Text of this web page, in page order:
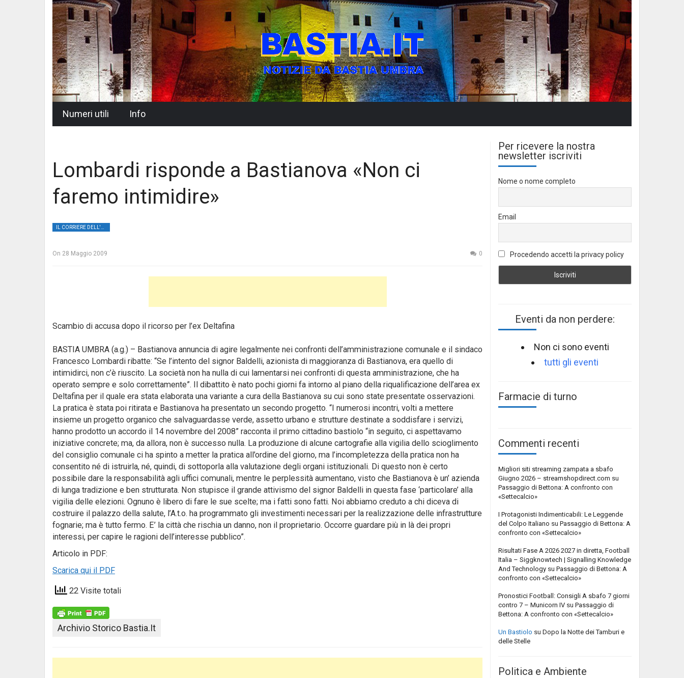
Numeri utili Info
Lombardi risponde a Bastianova «Non ci
faremo intimidire»
On 28 Maggio 2009 0
Scambio di accusa dopo il ricorso per l’ex Deltafina
BASTIA UMBRA (a.g.) – Bastianova annuncia di agire legalmente nei confronti dell’amministrazione comunale e il sindaco
Francesco Lombardi ribatte: “Se l’intento del signor Baldelli, azionista di maggioranza di Bastianova, era quello di
intimidirci, non c’è riuscito. La società non ha nulla di cui lamentarsi nei confronti di questa amministrazione, che ha
operato sempre e solo correttamente”. Il dibattito è nato pochi giorni fa intorno al piano della riqualificazione dell’area ex
Deltafina per il quale era stata elaborata una variante a cura della Bastianova su cui sono state presentate osservazioni.
La pratica è stata poi ritirata e Bastianova ha presentato un secondo progetto. “I numerosi incontri, volti a mettere
insieme un progetto organico che salvaguardasse verde, assetto urbano e strutture destinate a soddisfare i servizi,
hanno prodotto un accordo il 14 novembre del 2008” racconta il primo cittadino bastiolo “in seguito, ci aspettavamo
iniziative concrete; ma, da allora, non è successo nulla. La produzione di alcune cartografie alla vigilia dello scioglimento
del consiglio comunale ci ha spinto a metter la pratica all’ordine del giorno, ma l’incompletezza della pratica non ha
consentito né di istruirla, né, quindi, di sottoporla alla valutazione degli organi istituzionali. Di questo non è certo
possibile dare la responsabilità agli uffici comunali, mentre le perplessità aumentano, visto che Bastianova è un’ azienda
di lunga tradizione e ben strutturata. Non stupisce il grande attivismo del signor Baldelli in questa fase ‘particolare’ alla
vigilia delle elezioni. Ognuno è libero di fare le sue scelte; ma i fatti sono fatti. Noi abbiamo creduto a chi diceva di
costruire il palazzo della salute, l’A.t.o. ha programmato gli investimenti necessari per la realizzazione delle infrastrutture
fognarie; ma è tutto fermo. E’ la città che rischia un danno, non il proprietario. Occorre guardare più in là dei propri
interessi, per capire le ragioni dell’interesse pubblico”.
Articolo in PDF:
Scarica qui il PDF
22 Visite totali
Archivio Storico Bastia.it
Per ricevere la nostra
newsletter iscriviti
Nome o nome completo
Email
Procedendo accetti la privacy policy
Eventi da non perdere:
Non ci sono eventi
tutti gli eventi
Farmacie di turno
Commenti recenti
Migliori siti streaming zampata a sbafo
Giugno 2026 – streamshopdirect.com su
Passaggio di Bettona: A confronto con
«Settecalcio»
I Protagonisti Indimenticabili: Le Leggende
del Colpo Italiano su Passaggio di Bettona: A
confronto con «Settecalcio»
Risultati Fase A 2026 2027 in diretta, Football
Italia – Siggknowtech | Signalling Knowledge
And Technology su Passaggio di Bettona: A
confronto con «Settecalcio»
Pronostici Football: Consigli A sbafo 7 giorni
contro 7 – Municorn IV su Passaggio di
Bettona: A confronto con «Settecalcio»
Un Bastiolo su Dopo la Notte dei Tamburi e
delle Stelle
Politica e Ambiente